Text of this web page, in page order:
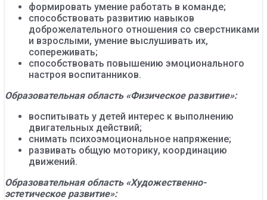
формировать умение работать в команде;
способствовать развитию навыков
доброжелательного отношения со сверстниками
и взрослыми, умение выслушивать их,
сопереживать;
способствовать повышению эмоционального
настроя воспитанников.
Образовательная область «Физическое развитие»:
воспитывать у детей интерес к выполнению
двигательных действий;
снимать психоэмоциональное напряжение;
развивать общую моторику, координацию
движений.
Образовательная область «Художественно-
эстетическое развитие»: